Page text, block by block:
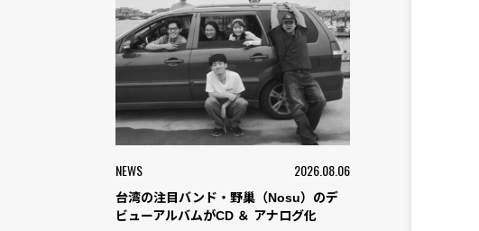
NEWS 2026.08.06
台湾の注目バンド・野巢（Nosu）のデ
ビューアルバムがCD ＆ アナログ化